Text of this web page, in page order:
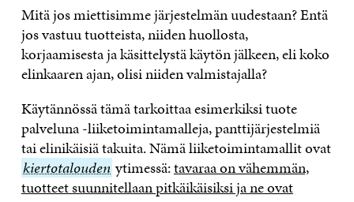
Mitä jos miettisimme järjestelmän uudestaan? Entä
jos vastuu tuotteista, niiden huollosta,
korjaamisesta ja käsittelystä käytön jälkeen, eli koko
elinkaaren ajan, olisi niiden valmistajalla?
Käytännössä tämä tarkoittaa esimerkiksi tuote
palveluna -liiketoimintamalleja, panttijärjestelmiä
tai elinikäisiä takuita. Nämä liiketoimintamallit ovat
kiertotalouden
kiertotalouden ytimessä:tavaraa on vähemmän,
tuotteet suunnitellaan pitkäikäisiksi ja ne ovat